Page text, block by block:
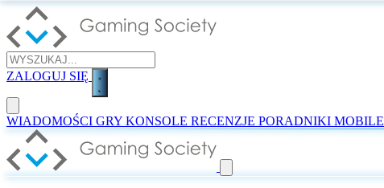
ZALOGUJ SIĘ
WIADOMOŚCI GRY KONSOLE RECENZJE PORADNIKI MOBILE